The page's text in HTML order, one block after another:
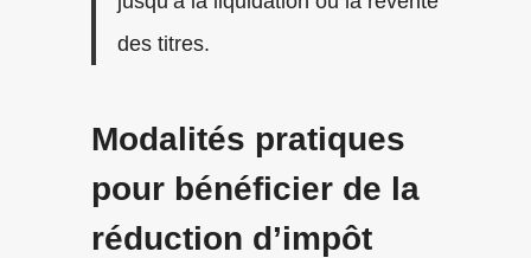
des titres.
Modalités pratiques
pour bénéficier de la
réduction d’impôt